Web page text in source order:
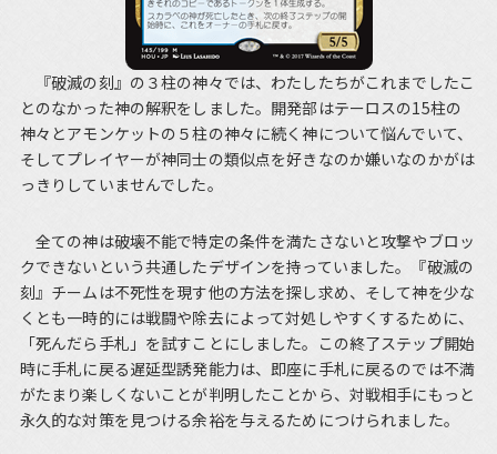
『破滅の刻』の３柱の神々では、わたしたちがこれまでしたこ
とのなかった神の解釈をしました。開発部はテーロスの15柱の
神々とアモンケットの５柱の神々に続く神について悩んでいて、
そしてプレイヤーが神同士の類似点を好きなのか嫌いなのかがは
っきりしていませんでした。
全ての神は破壊不能で特定の条件を満たさないと攻撃やブロッ
クできないという共通したデザインを持っていました。『破滅の
刻』チームは不死性を現す他の方法を探し求め、そして神を少な
くとも一時的には戦闘や除去によって対処しやすくするために、
「死んだら手札」を試すことにしました。この終了ステップ開始
時に手札に戻る遅延型誘発能力は、即座に手札に戻るのでは不満
がたまり楽しくないことが判明したことから、対戦相手にもっと
永久的な対策を見つける余裕を与えるためにつけられました。